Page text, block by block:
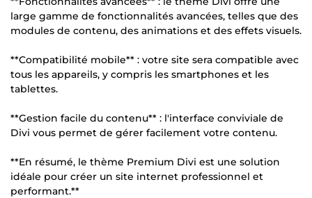
large gamme de fonctionnalités avancées, telles que des
modules de contenu, des animations et des effets visuels.
**Compatibilité mobile** : votre site sera compatible avec
tous les appareils, y compris les smartphones et les
tablettes.
**Gestion facile du contenu** : l'interface conviviale de
Divi vous permet de gérer facilement votre contenu.
**En résumé, le thème Premium Divi est une solution
idéale pour créer un site internet professionnel et
performant.**